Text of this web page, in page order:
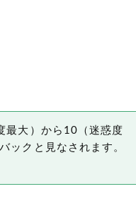
最大）から10（迷惑度
ックと見なされます。